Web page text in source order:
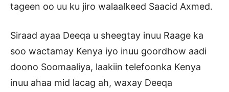
tageen oo uu ku jiro walaalkeed Saacid Axmed.
Siraad ayaa Deeqa u sheegtay inuu Raage ka
soo wactamay Kenya iyo inuu goordhow aadi
doono Soomaaliya, laakiin telefoonka Kenya
inuu ahaa mid lacag ah, waxay Deeqa